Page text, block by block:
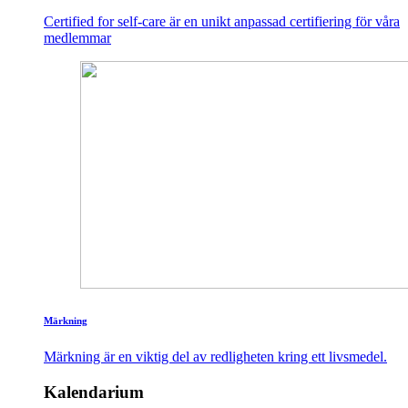
Certified for self-care är en unikt anpassad certifiering för våra
medlemmar
Märkning
Märkning är en viktig del av redligheten kring ett livsmedel.
Kalendarium